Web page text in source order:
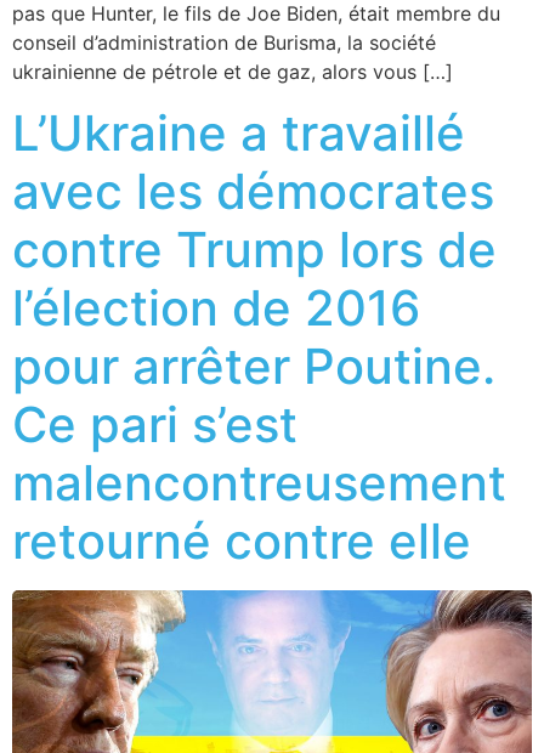
pas que Hunter, le fils de Joe Biden, était membre du
conseil d’administration de Burisma, la société
ukrainienne de pétrole et de gaz, alors vous […]
L’Ukraine a travaillé
avec les démocrates
contre Trump lors de
l’élection de 2016
pour arrêter Poutine.
Ce pari s’est
malencontreusement
retourné contre elle